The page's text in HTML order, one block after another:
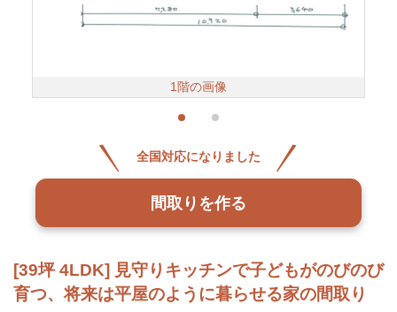
[39坪 4LDK] 見守りキッチンで子どもがのびのび
育つ、将来は平屋のように暮らせる家の間取り
1階の画像
全国対応になりました
間取りを作る